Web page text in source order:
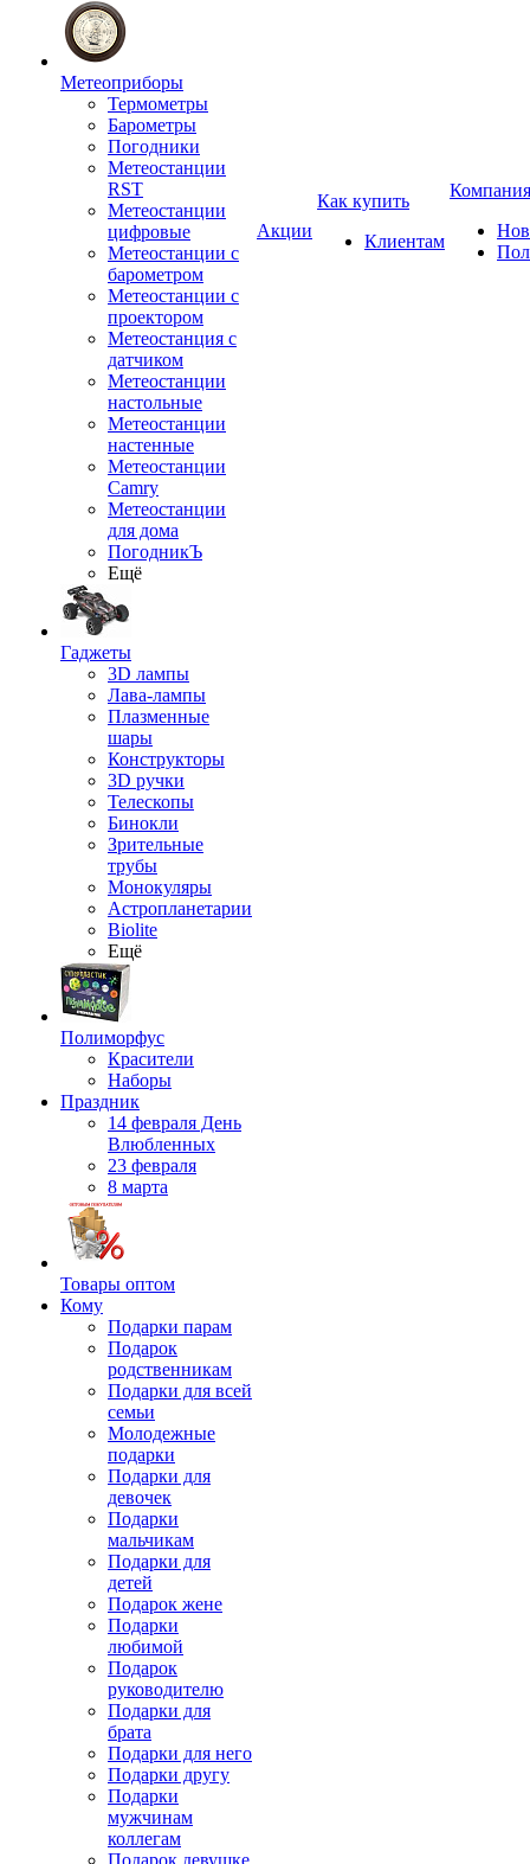
Метеоприборы
Термометры
Барометры
Погодники
Метеостанции
RST
Метеостанции
цифровые
Метеостанции с
барометром
Метеостанции с
проектором
Метеостанция с
датчиком
Метеостанции
настольные
Метеостанции
настенные
Метеостанции
Camry
Метеостанции
для дома
ПогодникЪ
Ещё
Гаджеты
3D лампы
Лава-лампы
Плазменные
шары
Конструкторы
3D ручки
Телескопы
Бинокли
Зрительные
трубы
Монокуляры
Астропланетарии
Biolite
Ещё
Полиморфус
Красители
Наборы
Праздник
14 февраля День
Влюбленных
23 февраля
8 марта
Товары оптом
Кому
Подарки парам
Подарок
родственникам
Подарки для всей
семьи
Молодежные
подарки
Подарки для
девочек
Подарки
мальчикам
Подарки для
детей
Подарок жене
Подарки
любимой
Подарок
руководителю
Подарки для
брата
Подарки для него
Подарки другу
Подарки
мужчинам
коллегам
Подарок девушке
Акции
Как купить
Клиентам
Компания